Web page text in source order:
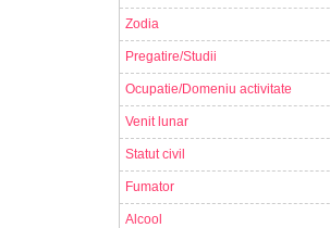
Zodia
Pregatire/Studii
Ocupatie/Domeniu activitate
Venit lunar
Statut civil
Fumator
Alcool